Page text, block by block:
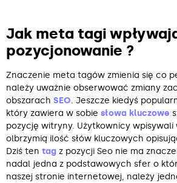
Jak meta tagi
pozycjonowanie ?
Znaczenie meta tagów zmienia się co
należy uważnie obserwować zmiany
obszarach SEO. Jeszcze kiedyś
który zawiera w sobie słowa kluczowe
pozycję witryny. Użytkownicy wpisywali
olbrzymią ilość słów kluczowych
Dziś ten tag z pozycji Seo nie ma
nadal jedna z podstawowych sfer o
naszej stronie internetowej, należy